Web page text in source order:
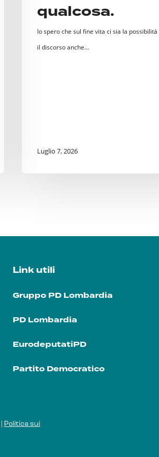
qualcosa.
Io spero che sul fine vita ci sia la
il discorso anche…
Luglio 7, 2026
Link utili
Gruppo PD Lombardia
PD Lombardia
EurodeputatiPD
Partito Democratico
Politica sui